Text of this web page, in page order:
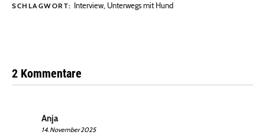
SCHLAGWORT: Interview, Unterwegs mit Hund
2 Kommentare
Anja
14. November 2025